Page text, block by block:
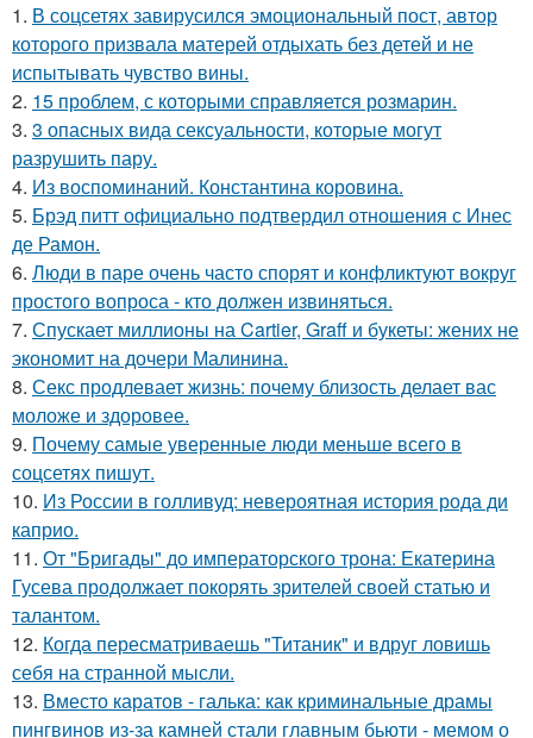
1. В соцсетях завирусился эмоциональный пост, автор
которого призвала матерей отдыхать без детей и не
испытывать чувство вины.
2. 15 проблем, с которыми справляется розмарин.
3. 3 опасных вида сексуальности, которые могут
разрушить пару.
4. Из воспоминаний. Константина коровина.
5. Брэд питт официально подтвердил отношения с Инес
де Рамон.
6. Люди в паре очень часто спорят и конфликтуют вокруг
простого вопроса - кто должен извиняться.
7. Спускает миллионы на Cartier, Graff и букеты: жених не
экономит на дочери Малинина.
8. Секс продлевает жизнь: почему близость делает вас
моложе и здоровее.
9. Почему самые уверенные люди меньше всего в
соцсетях пишут.
10. Из России в голливуд: невероятная история рода ди
каприо.
11. От "Бригады" до императорского трона: Екатерина
Гусева продолжает покорять зрителей своей статью и
талантом.
12. Когда пересматриваешь "Титаник" и вдруг ловишь
себя на странной мысли.
13. Вместо каратов - галька: как криминальные драмы
пингвинов из-за камней стали главным бьюти - мемом о